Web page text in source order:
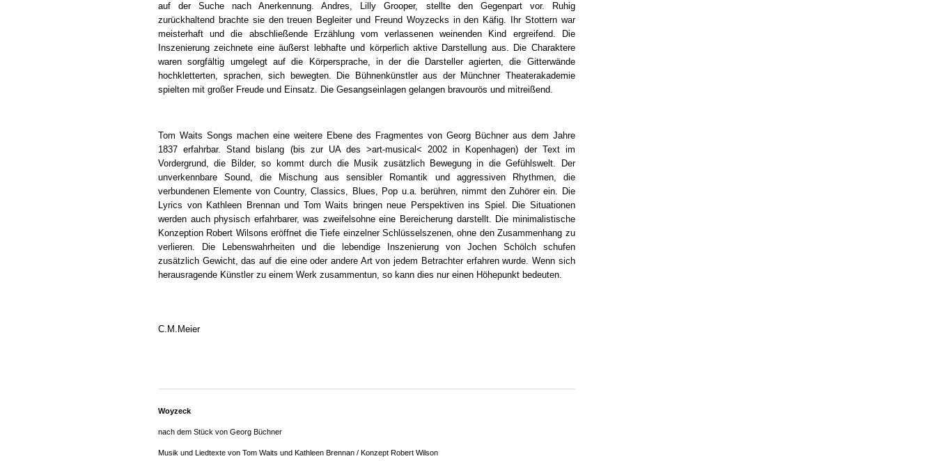
auf der Suche nach Anerkennung. Andres, Lilly Grooper, stellte den Gegenpart vor. Ruhig
zurückhaltend brachte sie den treuen Begleiter und Freund Woyzecks in den Käfig. Ihr Stottern war
meisterhaft und die abschließende Erzählung vom verlassenen weinenden Kind ergreifend. Die
Inszenierung zeichnete eine äußerst lebhafte und körperlich aktive Darstellung aus. Die Charaktere
waren sorgfältig umgelegt auf die Körpersprache, in der die Darsteller agierten, die Gitterwände
hochkletterten, sprachen, sich bewegten. Die Bühnenkünstler aus der Münchner Theaterakademie
spielten mit großer Freude und Einsatz. Die Gesangseinlagen gelangen bravourös und mitreißend.
Tom Waits Songs machen eine weitere Ebene des Fragmentes von Georg Büchner aus dem Jahre
1837 erfahrbar. Stand bislang (bis zur UA des >art-musical< 2002 in Kopenhagen) der Text im
Vordergrund, die Bilder, so kommt durch die Musik zusätzlich Bewegung in die Gefühlswelt. Der
unverkennbare Sound, die Mischung aus sensibler Romantik und aggressiven Rhythmen, die
verbundenen Elemente von Country, Classics, Blues, Pop u.a. berühren, nimmt den Zuhörer ein. Die
Lyrics von Kathleen Brennan und Tom Waits bringen neue Perspektiven ins Spiel. Die Situationen
werden auch physisch erfahrbarer, was zweifelsohne eine Bereicherung darstellt. Die minimalistische
Konzeption Robert Wilsons eröffnet die Tiefe einzelner Schlüsselszenen, ohne den Zusammenhang zu
verlieren. Die Lebenswahrheiten und die lebendige Inszenierung von Jochen Schölch schufen
zusätzlich Gewicht, das auf die eine oder andere Art von jedem Betrachter erfahren wurde. Wenn sich
herausragende Künstler zu einem Werk zusammentun, so kann dies nur einen Höhepunkt bedeuten.
C.M.Meier
Woyzeck
nach dem Stück von Georg Büchner
Musik und Liedtexte von Tom Waits und Kathleen Brennan / Konzept Robert Wilson